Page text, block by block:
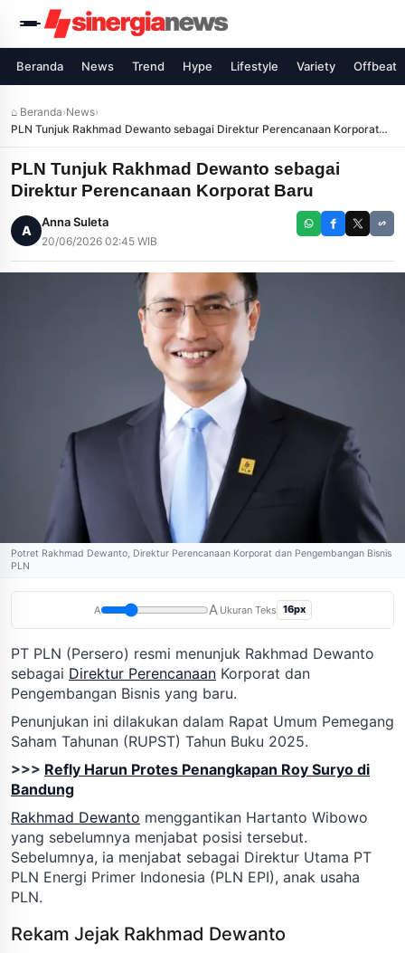
Beranda News Trend Hype Lifestyle Variety Offbeat
⌂ Beranda›News›
PLN Tunjuk Rakhmad Dewanto sebagai Direktur Perencanaan Korporat
Baru
PLN Tunjuk Rakhmad Dewanto sebagai
Direktur Perencanaan Korporat Baru
A
Anna Suleta
20/06/2026 02:45 WIB
Potret Rakhmad Dewanto, Direktur Perencanaan Korporat dan Pengembangan Bisnis
PLN
A A Ukuran Teks 16px
PT PLN (Persero) resmi menunjuk Rakhmad Dewanto
sebagai Direktur Perencanaan Korporat dan
Pengembangan Bisnis yang baru.
Penunjukan ini dilakukan dalam Rapat Umum Pemegang
Saham Tahunan (RUPST) Tahun Buku 2025.
>>> Refly Harun Protes Penangkapan Roy Suryo di
Bandung
Rakhmad Dewanto menggantikan Hartanto Wibowo
yang sebelumnya menjabat posisi tersebut.
Sebelumnya, ia menjabat sebagai Direktur Utama PT
PLN Energi Primer Indonesia (PLN EPI), anak usaha
PLN.
Rekam Jejak Rakhmad Dewanto